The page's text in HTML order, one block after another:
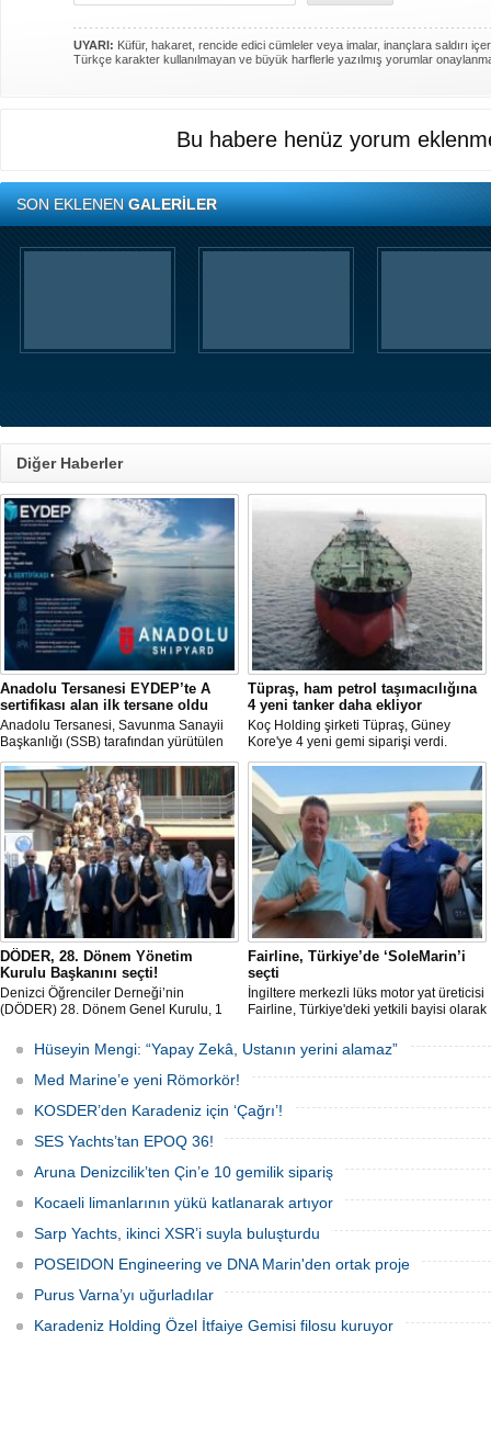
UYARI: Küfür, hakaret, rencide edici cümleler veya imalar, inançlara saldırı
Türkçe karakter kullanılmayan ve büyük harflerle yazılmış yorumlar
Bu habere henüz yorum
SON EKLENENGALERİLER
Diğer Haberler
Anadolu Tersanesi EYDEP’te A
sertifikası alan ilk tersane oldu
Anadolu Tersanesi, Savunma Sanayii
Başkanlığı (SSB) tarafından yürütülen
Endüstriyel Yetkinlik Değerlendirme ve
Destekleme Programı
(EYDEP)kapsamında, A Sertifikası
almaya hak kazanan ilk tersane oldu.
Tüpraş, ham petrol taşımacılığına
4 yeni tanker daha ekliyor
Koç Holding şirketi Tüpraş, Güney
Kore'ye 4 yeni gemi siparişi verdi.
Toplam yatırım tutarı 370 milyon doları
aşan, her biri yaklaşık 157.000 DWT
taşıma kapasitesine sahip tankerlerin
2029 yılı içerisinde teslim alınması
planlanıyor.
DÖDER, 28. Dönem Yönetim
Kurulu Başkanını seçti!
Denizci Öğrenciler Derneği’nin
(DÖDER) 28. Dönem Genel Kurulu, 1
Sanayicileri Birliği (GİSBİR) ev
sahipliğinde gerçekleştirildi.
Fairline, Türkiye’de ‘SoleMarin’i
seçti
İngiltere merkezli lüks motor yat üreticisi
Fairline, Türkiye'deki yetkili bayisi olarak
Hüseyin Mengi: “Yapay Zekâ, Ustanın yerini alamaz”
Med Marine’e yeni Römorkör!
KOSDER’den Karadeniz için ‘Çağrı’!
SES Yachts’tan EPOQ 36!
Aruna Denizcilik’ten Çin’e 10 gemilik sipariş
Kocaeli limanlarının yükü katlanarak artıyor
Sarp Yachts, ikinci XSR’i suyla buluşturdu
POSEIDON Engineering ve DNA Marin'den ortak proje
Purus Varna’yı uğurladılar
Karadeniz Holding Özel İtfaiye Gemisi filosu kuruyor